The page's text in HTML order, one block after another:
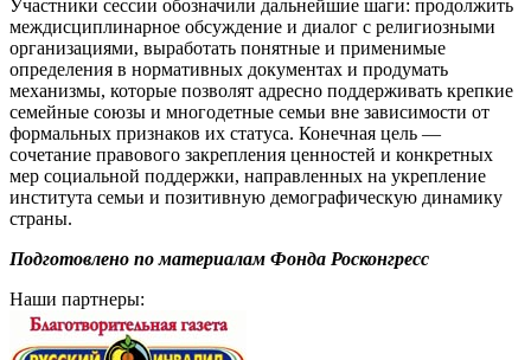
Участники сессии обозначили дальнейшие шаги: продолжить
междисциплинарное обсуждение и диалог с религиозными
организациями, выработать понятные и применимые
определения в нормативных документах и продумать
механизмы, которые позволят адресно поддерживать крепкие
семейные союзы и многодетные семьи вне зависимости от
формальных признаков их статуса. Конечная цель —
сочетание правового закрепления ценностей и конкретных
мер социальной поддержки, направленных на укрепление
института семьи и позитивную демографическую динамику
страны.
Подготовлено по материалам Фонда Росконгресс
Наши партнеры: